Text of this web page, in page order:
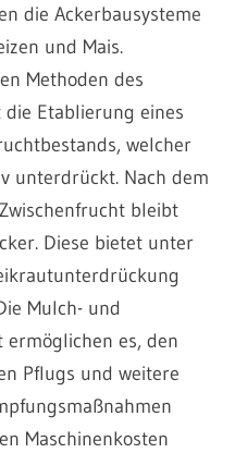
die Ackerbausysteme
und Mais.
Methoden des
Etablierung eines
welcher
unterdrückt. Nach dem
bleibt
Diese bietet unter
Mulch- und
ermöglichen es, den
Pflugs und weitere
Maschinenkosten